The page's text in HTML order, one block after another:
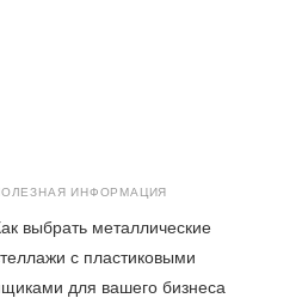
ИНФОРМАЦИЯ
выбрать металлические
с пластиковыми
для вашего бизнеса